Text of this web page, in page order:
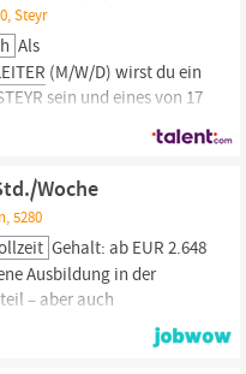
Steyr
Als
(M/W/D) wirst du ein
sein und eines von 17
Als
Genau hier kommst du
in ein erfahrenes
Woche
5280
Gehalt: ab EUR 2.648
Ausbildung in der
– aber auch
und